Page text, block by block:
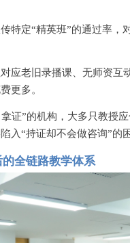
特定“精英班”的通过率，
对应老旧录播课、无师资
更多。
拿证”的机构，大多只教授
入“持证却不会做咨询”的困
全链路教学体系